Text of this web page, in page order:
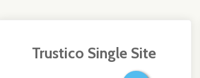
Trustico Single Site